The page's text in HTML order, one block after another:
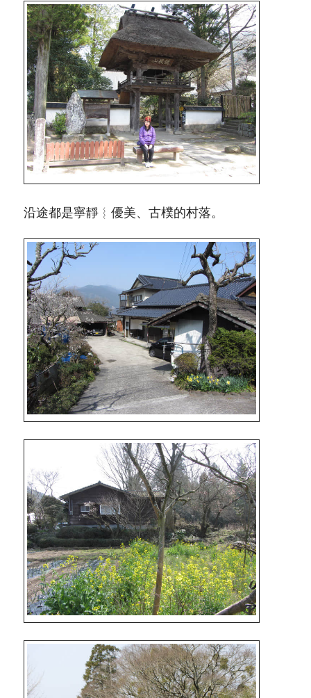
沿途都是寧靜︴優美、古樸的村落。